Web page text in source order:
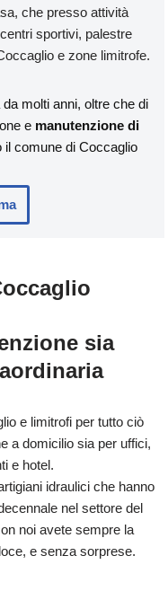
che presso attività
sportivi, palestre
e zone limitrofe.
molti anni, oltre che di
e manutenzione di
comune di Coccaglio
sia
e limitrofi per tutto ciò
a domicilio sia per uffici,
e hotel.
idraulici che hanno
nel settore del
noi avete sempre la
e senza sorprese.